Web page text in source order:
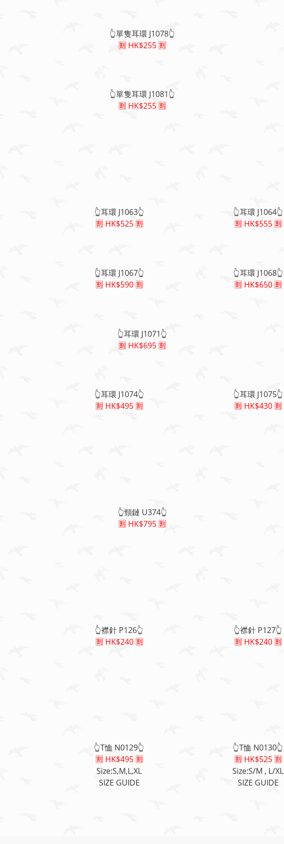
👆單隻耳環 J1078👆
🈹 HK$255 🈹
👆單隻耳環 J1081👆
🈹 HK$255 🈹
👆耳環 J1063👆
🈹 HK$525 🈹
👆耳環 J1064👆
🈹 HK$555 🈹
👆耳環 J1067👆
🈹 HK$590 🈹
👆耳環 J1068👆
🈹 HK$650 🈹
👆耳環 J1071👆
🈹 HK$695 🈹
👆耳環 J1074👆
🈹 HK$495 🈹
👆耳環 J1075👆
🈹 HK$430 🈹
👆頸鏈 U374👆
🈹 HK$795 🈹
👆襟針 P126👆
🈹 HK$240 🈹
👆襟針 P127👆
🈹 HK$240 🈹
👆T恤 N0129👆
🈹 HK$495 🈹
Size:S,M,L,XL
SIZE GUIDE
👆T恤 N0130👆
🈹 HK$525 🈹
Size:S/M , L/XL
SIZE GUIDE